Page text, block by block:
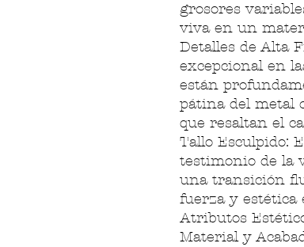
grosores
viva en un
Detalles de Alta
excepcional en
están
pátina del metal
que resaltan el
Tallo Esculpido:
testimonio de la
una transición
fuerza y estética
Atributos
Material y